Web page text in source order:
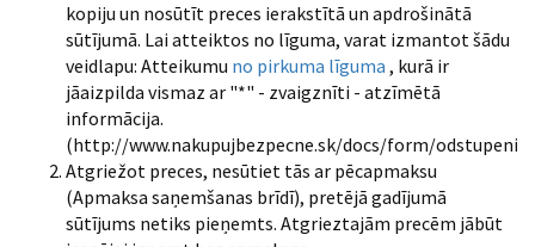
kopiju un nosūtīt preces ierakstītā un apdrošinātā
sūtījumā. Lai atteiktos no līguma, varat izmantot šādu
veidlapu: Atteikumu no pirkuma līguma , kurā ir
jāaizpilda vismaz ar "*" - zvaigznīti - atzīmētā
informācija.
(http://www.nakupujbezpecne.sk/docs/form/
Atgriežot preces, nesūtiet tās ar pēcapmaksu
(Apmaksa saņemšanas brīdī), pretējā gadījumā
sūtījums netiks pieņemts. Atgrieztajām precēm jābūt